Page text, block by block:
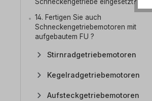
14. Fertigen Sie auch
Schneckengetriebemotoren mit
aufgebautem FU ?
Stirnradgetriebemotoren
Kegelradgetriebemotoren
Aufsteckgetriebemotoren